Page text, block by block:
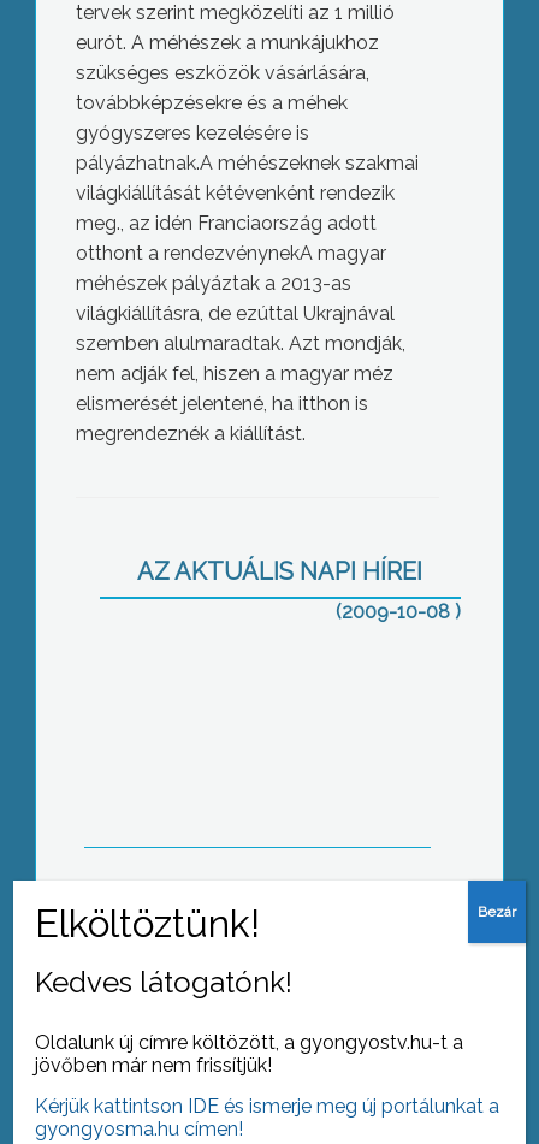
tervek szerint megközelíti az 1 millió
eurót. A méhészek a munkájukhoz
szükséges eszközök vásárlására,
továbbképzésekre és a méhek
gyógyszeres kezelésére is
pályázhatnak.A méhészeknek szakmai
világkiállítását kétévenként rendezik
meg., az idén Franciaország adott
otthont a rendezvénynekA magyar
méhészek pályáztak a 2013-as
világkiállításra, de ezúttal Ukrajnával
szemben alulmaradtak. Azt mondják,
nem adják fel, hiszen a magyar méz
elismerését jelentené, ha itthon is
megrendeznék a kiállítást.
AZ AKTUÁLIS NAPI HÍREI
(2009-10-08 )
nyakában lógó mobiltelefonját
Gyöngyösön
Kedves látogatónk!
Oldalunk új címre költözött, a gyongyostv.hu-t a
jövőben már nem frissítjük!
Kérjük kattintson IDE és ismerje meg új portálunkat a
gyongyosma.hu címen!